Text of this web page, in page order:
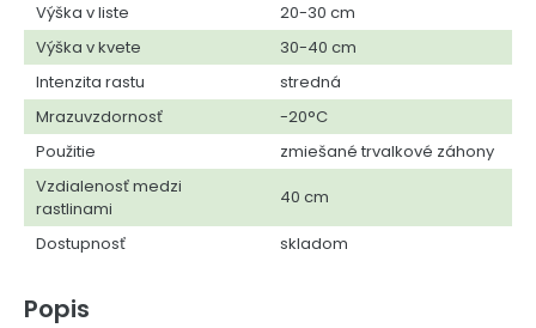
Výška v liste
20-30 cm
Výška v kvete
30-40 cm
Intenzita rastu
stredná
Mrazuvzdornosť
-20°C
Použitie
zmiešané trvalkové záhony
Vzdialenosť medzi
rastlinami
40 cm
Dostupnosť skladom
Popis